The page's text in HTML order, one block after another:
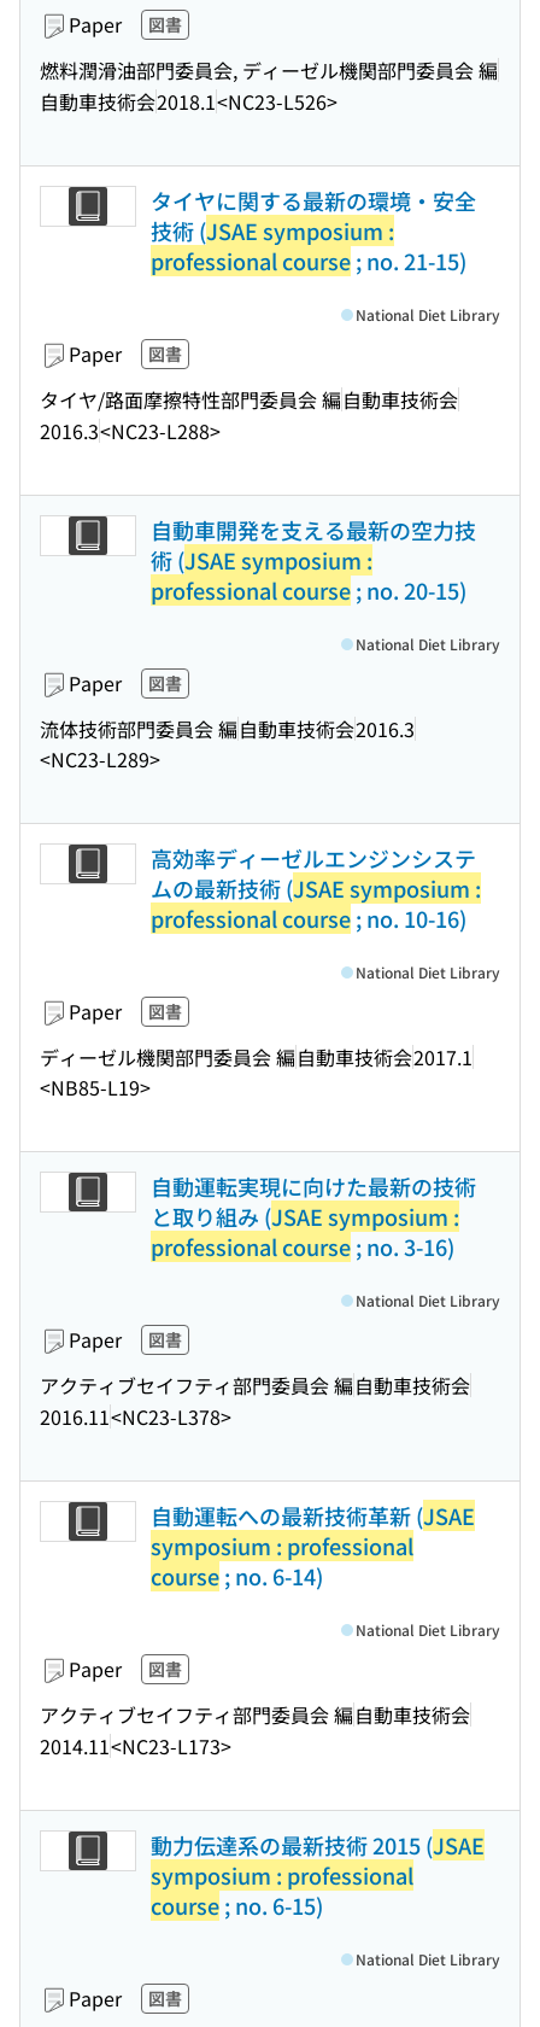
Paper 図書
燃料潤滑油部門委員会, ディーゼル機関部門委員会 編
自動車技術会2018.1<NC23-L526>
タイヤに関する最新の環境・安全
技術 (JSAE symposium :
professional course; no. 21-15)
Paper 図書
タイヤ/路面摩擦特性部門委員会 編自動車技術会
2016.3<NC23-L288>
National Diet Library
自動車開発を支える最新の空力技
術 (JSAE symposium :
professional course; no. 20-15)
Paper 図書
流体技術部門委員会 編自動車技術会2016.3
<NC23-L289>
National Diet Library
高効率ディーゼルエンジンシステ
ムの最新技術 (JSAE symposium :
professional course; no. 10-16)
Paper 図書
ディーゼル機関部門委員会 編自動車技術会2017.1
<NB85-L19>
National Diet Library
自動運転実現に向けた最新の技術
と取り組み (JSAE symposium :
professional course; no. 3-16)
Paper 図書
アクティブセイフティ部門委員会 編自動車技術会
2016.11<NC23-L378>
National Diet Library
自動運転への最新技術革新 (JSAE
symposium : professional
course; no. 6-14)
Paper 図書
アクティブセイフティ部門委員会 編自動車技術会
2014.11<NC23-L173>
National Diet Library
動力伝達系の最新技術 2015 (JSAE
symposium : professional
course; no. 6-15)
Paper 図書
National Diet Library